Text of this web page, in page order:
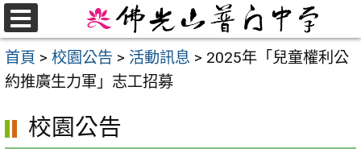
跳
至
主
要
首頁 > 校園公告 > 活動訊息 > 2025年「兒童權利公
約推廣生力軍」志工招募
校園公告
選
單